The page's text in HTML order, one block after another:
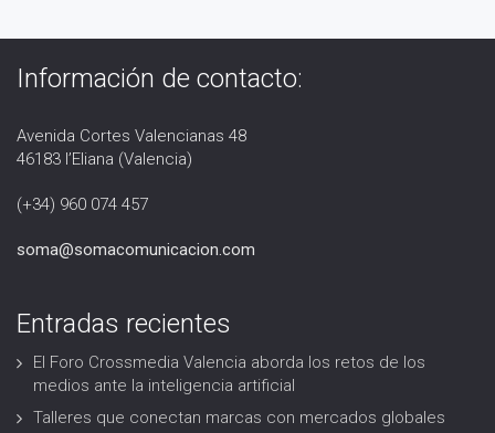
Información de contacto:
Avenida Cortes Valencianas 48
46183 l’Eliana (Valencia)
(+34) 960 074 457
soma@somacomunicacion.com
Entradas recientes
El Foro Crossmedia Valencia aborda los retos de los
medios ante la inteligencia artificial
Talleres que conectan marcas con mercados globales